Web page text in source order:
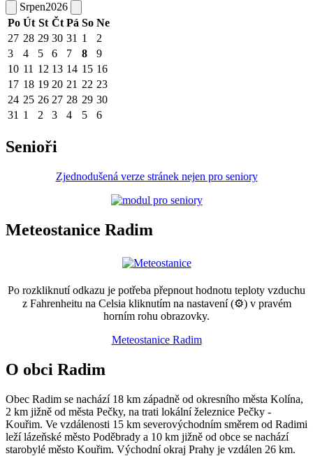
Srpen2026
Po Út St Čt Pá So Ne
27 28 29 30 31 1
2
3
4 5 6 7 8
9
10 11 12 13 14 15 16
17 18 19 20 21 22 23
24 25 26 27 28 29 30
31 1 2 3 4 5 6
Senioři
Zjednodušená verze stránek nejen pro seniory
Meteostanice Radim
Po rozkliknutí odkazu je potřeba přepnout hodnotu teploty vzduchu
z Fahrenheitu na Celsia kliknutím na nastavení (⚙) v pravém
horním rohu obrazovky.
Meteostanice Radim
O obci Radim
Obec Radim se nachází 18 km západně od okresního města Kolína,
2 km jižně od města Pečky, na trati lokální železnice Pečky -
Kouřim. Ve vzdálenosti 15 km severovýchodním směrem od Radimi
leží lázeňské město Poděbrady a 10 km jižně od obce se nachází
starobylé město Kouřim. Východní okraj Prahy je vzdálen 26 km.